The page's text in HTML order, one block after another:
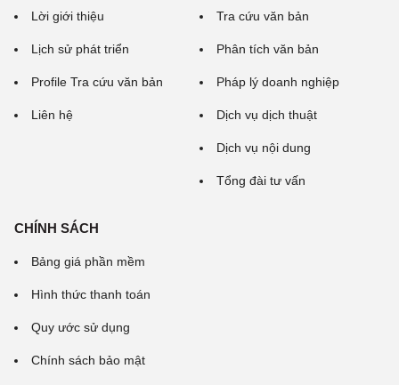
Lời giới thiệu
Lịch sử phát triển
Profile Tra cứu văn bản
Liên hệ
Tra cứu văn bản
Phân tích văn bản
Pháp lý doanh nghiệp
Dịch vụ dịch thuật
Dịch vụ nội dung
Tổng đài tư vấn
CHÍNH SÁCH
Bảng giá phần mềm
Hình thức thanh toán
Quy ước sử dụng
Chính sách bảo mật